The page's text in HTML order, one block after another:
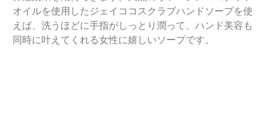
オイルを使用したジェイココスクラブハンドソープを使
えば、洗うほどに手指がしっとり潤って、ハンド美容も
同時に叶えてくれる女性に嬉しいソープです。